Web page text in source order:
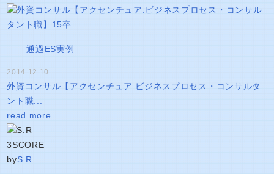
通過ES実例
2014.12.10
外資コンサル【アクセンチュア:ビジネスプロセス・コンサルタ
ント職...
read more
3SCORE
byS.R